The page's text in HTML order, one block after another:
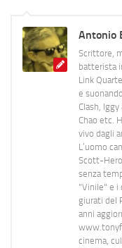
Antonio
Scrittore,
batterista
Link
e
Clash,
Chao etc.
vivo dagli
L’uomo
Scott-
senza
"Vinile" e i
giurati del
anni
cinema,